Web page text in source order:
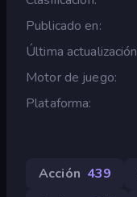
Publicado en
Última actualización
Motor de juego
Plataforma
Acción 439